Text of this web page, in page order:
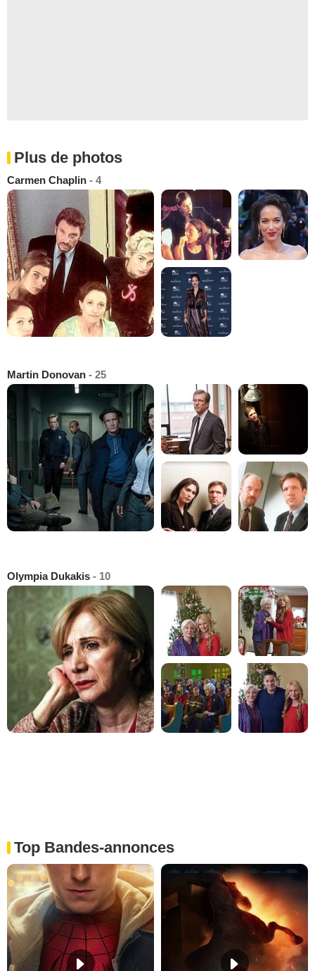
Plus de photos
Carmen Chaplin - 4
Martin Donovan - 25
Olympia Dukakis - 10
Top Bandes-annonces